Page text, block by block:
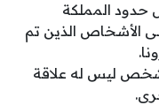
حدود المملكة
الأشخاص الذين تم
ليس له علاقة